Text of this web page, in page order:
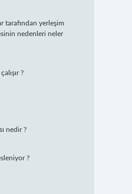
tarafından yerleşim
nedenleri neler
?
nedir ?
?